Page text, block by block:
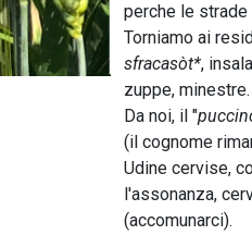
perche le
Torniamo ai
sfracasòt*,
zuppe, minestre.
Da noi, il "
(il cognome
Udine cervise,
l'assonanza,
(accomunarci).